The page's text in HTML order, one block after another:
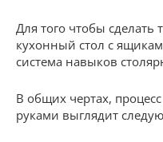
Для того чтобы
кухонный стол с
система навыков
В общих чертах,
руками выглядит